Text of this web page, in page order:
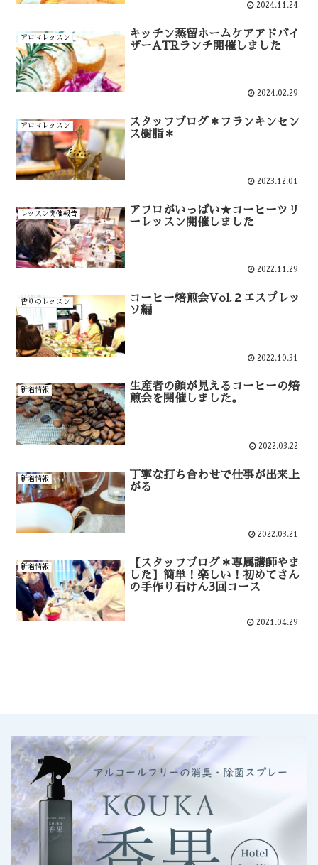
2024.11.24
アロマレッスン
キッチン蒸留ホームケアアドバイ
ザーATRランチ開催しました
2024.02.29
アロマレッスン
スタッフブログ＊フランキンセン
ス樹脂＊
2023.12.01
レッスン開催報告
アフロがいっぱい★コーヒーツリ
ーレッスン開催しました
2022.11.29
香りのレッスン
コーヒー焙煎会Vol.２エスプレッ
ソ編
2022.10.31
新着情報
生産者の顔が見えるコーヒーの焙
煎会を開催しました。
2022.03.22
新着情報
丁寧な打ち合わせで仕事が出来上
がる
2022.03.21
新着情報
【スタッフブログ＊専属講師やま
した】簡単！楽しい！初めてさん
の手作り石けん3回コース
2021.04.29